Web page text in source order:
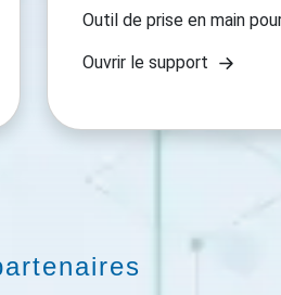
Outil de prise en main
Ouvrir le support